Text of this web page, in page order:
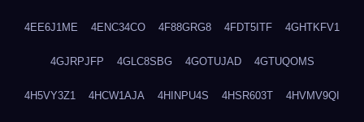
4EE6J1ME 4ENC34CO 4F88GRG8 4FDT5ITF 4GHTKFV1
4GJRPJFP 4GLC8SBG 4GOTUJAD 4GTUQOMS
4H5VY3Z1 4HCW1AJA 4HINPU4S 4HSR603T 4HVMV9QI